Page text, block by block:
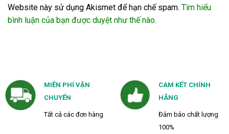
Website này sử dụng Akismet để hạn chế spam. Tìm hiểu
bình luận của bạn được duyệt như thế nào.
MIỄN PHÍ VẬN
CHUYỂN
Tất cả các đơn hàng
CAM KẾT CHÍNH
HÃNG
Đảm bảo chất lượng
100%